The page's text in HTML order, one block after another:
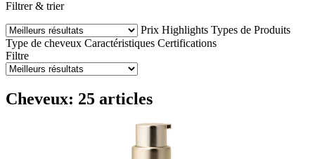
Filtrer & trier
Prix Highlights Types de Produits
Type de cheveux Caractéristiques Certifications
Filtre
Cheveux: 25 articles